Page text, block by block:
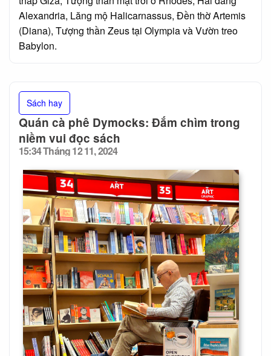
Alexandria, Lăng mộ Halicarnassus, Đền thờ Artemis
(Diana), Tượng thần Zeus tại Olympia và Vườn treo
Babylon.
Sách hay
Quán cà phê Dymocks: Đắm chìm trong
niềm vui đọc sách
Posted
on
15:34 Tháng 12 11, 2024